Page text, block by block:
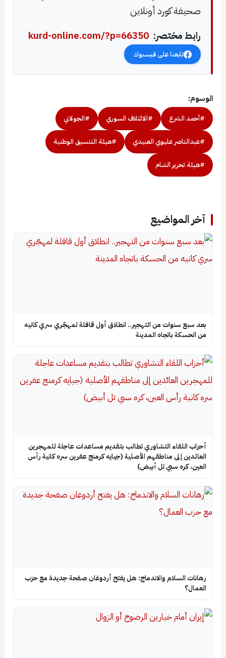
صحيفة كورد أونلاين
رابط مختصر: kurd-online.com/?p=66350
تابعنا على فيسبوك
الوسوم:
#أحمد الشرع #الائتلاف السوري #الجولاني
#عبدالناصر عليوي العبيدي #هيئة التنسيق الوطنية
#هيئة تحرير الشام
آخر المواضيع
بعد سبع سنوات من التهجير.. انطلاق أول قافلة لمهجّري سري كانيه
من الحسكة باتجاه المدينة
أحزاب اللقاء التشاوري تطالب بتقديم مساعدات عاجلة للمهجرين
العائدين إلى مناطقهم الأصلية (جيايه كرمنج عفرين سره كانية رأس
العين، كره سبي تل أبيض)
رهانات السلام والاندماج: هل يفتح أردوغان صفحة جديدة مع حزب
العمال؟